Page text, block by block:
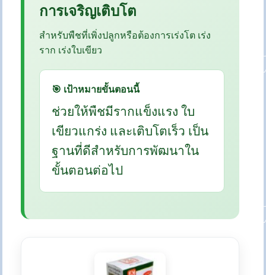
การเจริญเติบโต
สำหรับพืชที่เพิ่งปลูกหรือต้องการเร่งโต เร่ง
ราก เร่งใบเขียว
🎯 เป้าหมายขั้นตอนนี้
ช่วยให้พืชมีรากแข็งแรง ใบ
เขียวแกร่ง และเติบโตเร็ว เป็น
ฐานที่ดีสำหรับการพัฒนาใน
ขั้นตอนต่อไป